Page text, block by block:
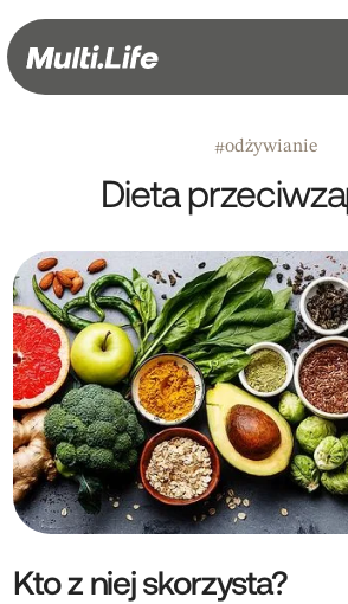
#odżywianie
Dieta
Kto z niej skorzysta?